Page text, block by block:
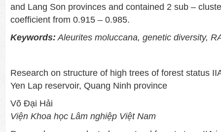
and Lang Son provinces and contained 2 sub –
coefficient from 0.915 – 0.985.
Keywords: Aleurites moluccana, genetic diversity,
Research on structure of high trees of forest status
Yen Lap reservoir, Quang Ninh province
Võ Đại Hải
Viện Khoa học Lâm nghiệp Việt Nam